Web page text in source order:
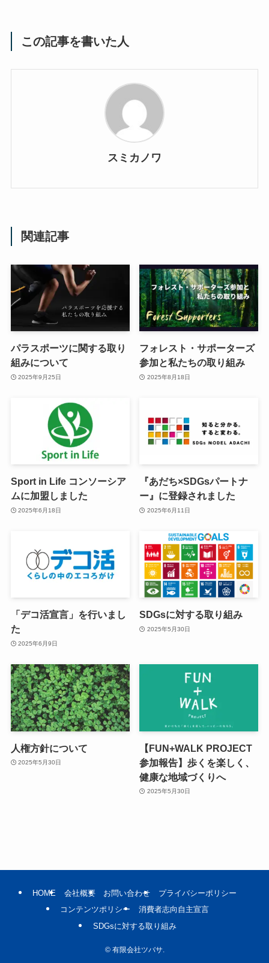
この記事を書いた人
スミカノワ
関連記事
パラスポーツに関する取り
組みについて
2025年9月25日
フォレスト・サポーターズ
参加と私たちの取り組み
2025年8月18日
Sport in Life コンソーシア
ムに加盟しました
2025年6月18日
『あだち×SDGsパートナ
ー』に登録されました
2025年6月11日
「デコ活宣言」を行いまし
た
2025年6月9日
SDGsに対する取り組み
2025年5月30日
人権方針について
2025年5月30日
【FUN+WALK PROJECT
参加報告】歩くを楽しく、
健康な地域づくりへ
2025年5月30日
HOME 会社概要 お問い合わせ
プライバシーポリシー
コンテンツポリシー
消費者志向自主宣言
SDGsに対する取り組み
©有限会社ツバサ.